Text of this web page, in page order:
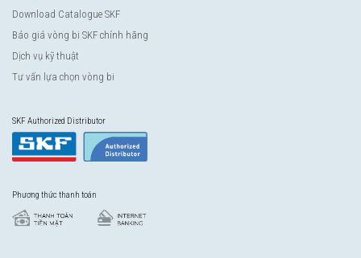
Download Catalogue SKF
Báo giá vòng bi SKF chính hãng
Dịch vụ kỹ thuật
Tư vấn lựa chọn vòng bi
SKF Authorized Distributor
Phương thức thanh toán